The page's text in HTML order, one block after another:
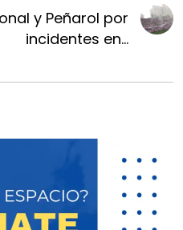
y Peñarol por
incidentes en...